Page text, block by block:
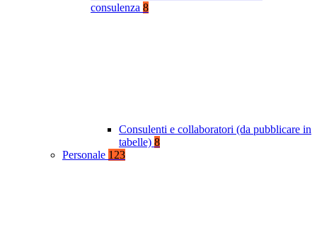
consulenza 8
Consulenti e collaboratori (da pubblicare in
tabelle) 8
Personale 123